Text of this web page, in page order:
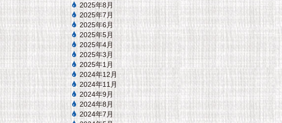
2025年8月
2025年7月
2025年6月
2025年5月
2025年4月
2025年3月
2025年1月
2024年12月
2024年11月
2024年9月
2024年8月
2024年7月